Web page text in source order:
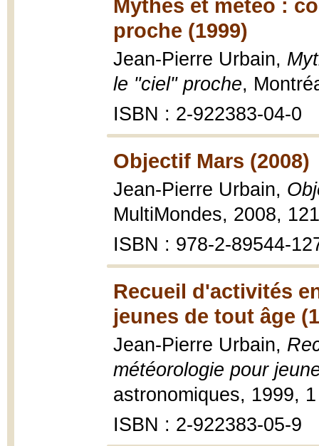
Mythes et météo :
proche (1999)
Jean-Pierre Urbain,
le "ciel" proche,
ISBN : 2-922383-04-0
Objectif Mars (2008)
Jean-Pierre Urbain,
MultiMondes, 2008,
ISBN : 978-2-89544-
Recueil d'activités
jeunes de tout âge
Jean-Pierre Urbain,
météorologie pour
astronomiques, 1999,
ISBN : 2-922383-05-9